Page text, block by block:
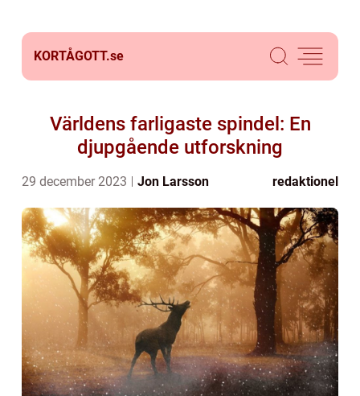
KORTÅGOTT.se
Världens farligaste spindel: En
djupgående utforskning
29 december 2023 Jon Larsson redaktionel